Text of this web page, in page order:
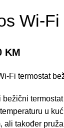
Wi-
KM
Fi termostat
bežični
u
ali također